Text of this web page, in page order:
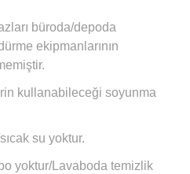
büroda/depoda
ekipmanlarının
kullanabileceği soyunma
su yoktur.
yoktur/Lavaboda temizlik